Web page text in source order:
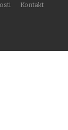
Kontakt